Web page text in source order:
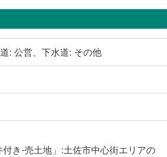
道: 公営、下水道: その他
付き-売土地」:土佐市中心街エリアの